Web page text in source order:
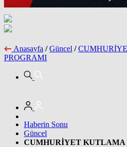
Anasayfa / Güncel /
PROGRAMI
Haberin Sonu
Güncel
CUMHURİYET KUTLAMA